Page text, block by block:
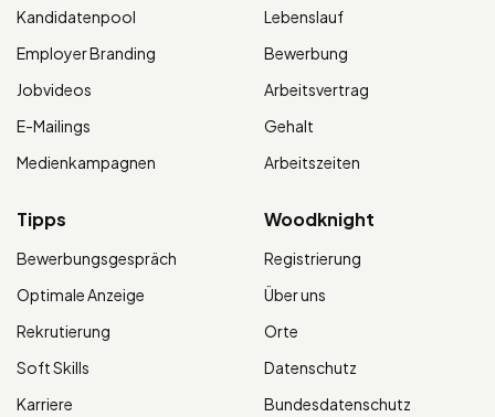
Kandidatenpool
Employer Branding
Jobvideos
E-Mailings
Medienkampagnen
Lebenslauf
Bewerbung
Arbeitsvertrag
Gehalt
Arbeitszeiten
Tipps
Bewerbungsgespräch
Optimale Anzeige
Rekrutierung
Soft Skills
Karriere
Woodknight
Registrierung
Über uns
Orte
Datenschutz
Bundesdatenschutz